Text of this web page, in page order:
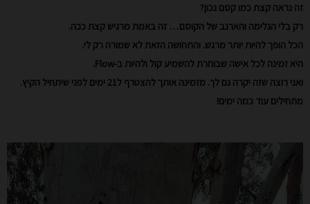
זה נראה קצת כמו קסם נכון?
רק בלי הגלימה והארנב של הקוסם… זה באמת מרגיש קצת ככה.
הכל הופך להיות יותר מרגש. והתחושה הזאת לא שמורה רק לי.
היא זמינה לכל אישה שבוחרת להשמיע קול ולהיות ב-Flow.
ואני רוצה שזה יקרה גם לך. מזמינה אותך להצטרף ל21 ימים לפני שיתחיל הקיץ.
מתחילים עוד כמה ימים!